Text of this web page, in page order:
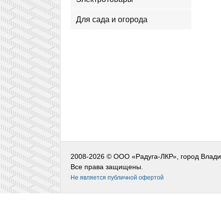
Для сада и огорода
2008-2026 © ООО «Радуга-ЛКР», город
Все права защищены.
Не является публичной офертой